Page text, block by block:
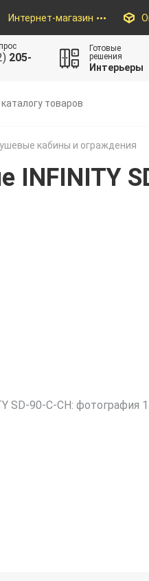
Интернет-магазин
205-
Готовые
решения
Интерьеры
кабины и ограждения
INFINITY